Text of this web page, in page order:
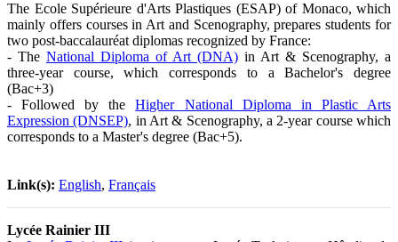
The Ecole Supérieure d'Arts Plastiques (ESAP) of Monaco, which
mainly offers courses in Art and Scenography, prepares students for
two post-baccalauréat diplomas recognized by France:
- The National Diploma of Art (DNA) in Art & Scenography, a
three-year course, which corresponds to a Bachelor's degree
(Bac+3)
- Followed by theHigher National Diploma in Plastic Arts
Expression (DNSEP), in Art & Scenography, a 2-year course which
corresponds to a Master's degree (Bac+5).
Link(s): English, Français
Lycée Rainier III